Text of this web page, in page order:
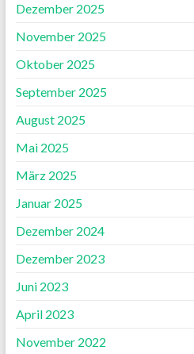
Dezember 2025
November 2025
Oktober 2025
September 2025
August 2025
Mai 2025
März 2025
Januar 2025
Dezember 2024
Dezember 2023
Juni 2023
April 2023
November 2022